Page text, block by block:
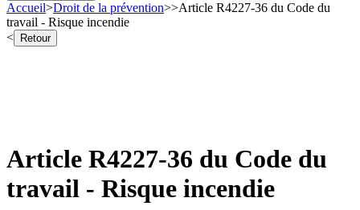
Accueil>Droit de la prévention>>Article R4227-36 du Code du
travail - Risque incendie
<
Retour
Article R4227-36 du Code du
travail - Risque incendie